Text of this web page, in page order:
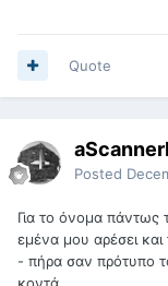
Quote
Posted
Για το όνομα πάντως
εμένα μου αρέσει
- πήρα σαν πρότυπο